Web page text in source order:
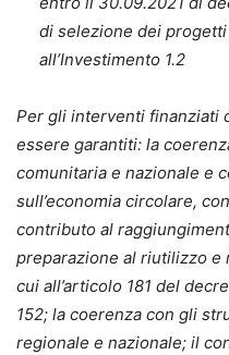
di selezione dei progetti
all’Investimento 1.2
Per gli interventi finanziati
essere garantiti: la
comunitaria e nazionale e
sull’economia circolare,
contributo al
preparazione al riutilizzo
cui all’articolo 181 del
152; la coerenza con gli
regionale e nazionale; il